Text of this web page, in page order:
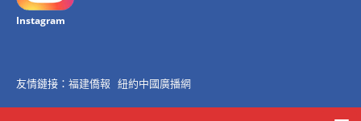
Instagram
友情鏈接： 福建僑報 紐約中國廣播網